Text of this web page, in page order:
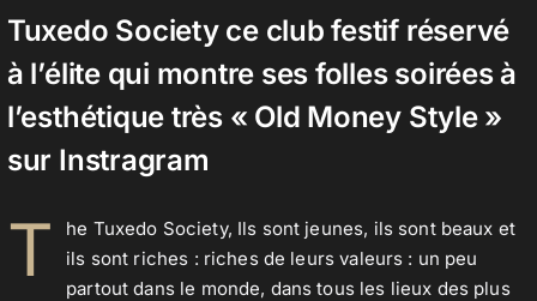
Tuxedo Society ce club festif réservé
à l’élite qui montre ses folles soirées à
l’esthétique très « Old Money Style »
sur Instragram
T
he Tuxedo Society, Ils sont jeunes, ils sont beaux et
ils sont riches : riches de leurs valeurs : un peu
partout dans le monde, dans tous les lieux des plus